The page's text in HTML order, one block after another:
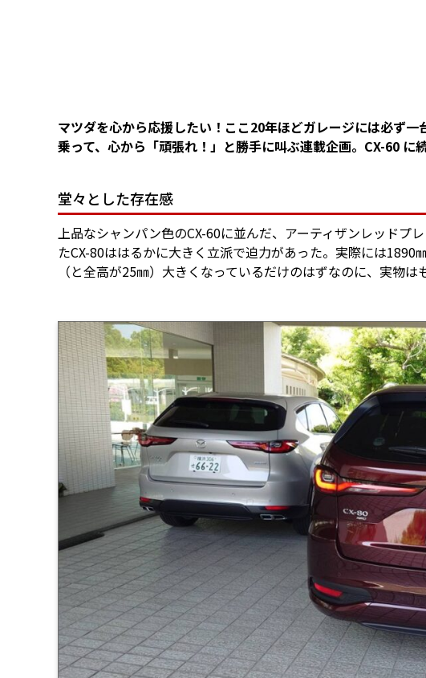
マツダを心から応援したい！ここ20年ほどガレージには必ず
乗って、心から「頑張れ！」と勝手に叫ぶ連載企画。CX-60 に
堂々とした存在感
上品なシャンパン色のCX-60に並んだ、アーティザンレッドプ
たCX-80ははるかに大きく立派で迫力があった。実際には
（と全高が25㎜）大きくなっているだけのはずなのに、実物は